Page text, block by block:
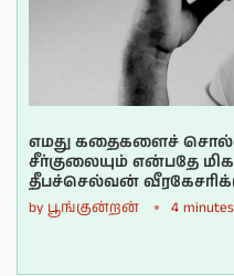
எமது கதைகளைச்
சீர்குலையும் என்பதே
தீபச்செல்வன்
by பூங்குன்றன் 4